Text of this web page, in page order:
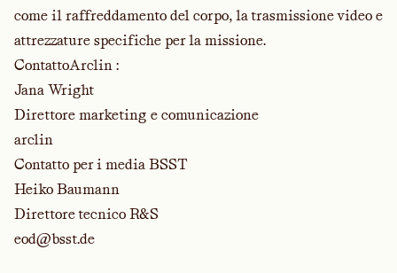
come il raffreddamento del corpo, la trasmissione video e
attrezzature specifiche per la missione.
ContattoArclin :
Jana Wright
Direttore marketing e comunicazione
arclin
Contatto per i media BSST
Heiko Baumann
Direttore tecnico R&S
eod@bsst.de